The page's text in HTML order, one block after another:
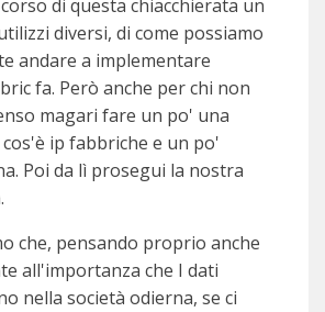
di questa chiacchierata un
diversi, di come possiamo
andare a implementare
fa. Però anche per chi non
magari fare un po' una
ip fabbriche e un po'
Poi da lì prosegui la nostra
che, pensando proprio anche
all'importanza che I dati
nella società odierna, se ci